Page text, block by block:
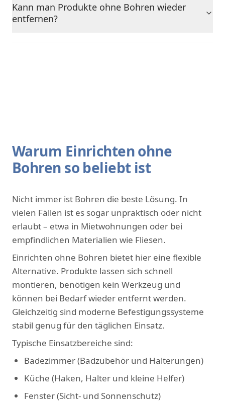
Kann man Produkte ohne Bohren wieder
entfernen?
Warum Einrichten ohne
Bohren so beliebt ist
Nicht immer ist Bohren die beste Lösung. In
vielen Fällen ist es sogar unpraktisch oder nicht
erlaubt – etwa in Mietwohnungen oder bei
empfindlichen Materialien wie Fliesen.
Einrichten ohne Bohren bietet hier eine flexible
Alternative. Produkte lassen sich schnell
montieren, benötigen kein Werkzeug und
können bei Bedarf wieder entfernt werden.
Gleichzeitig sind moderne Befestigungssysteme
stabil genug für den täglichen Einsatz.
Typische Einsatzbereiche sind:
Badezimmer (Badzubehör und Halterungen)
Küche (Haken, Halter und kleine Helfer)
Fenster (Sicht- und Sonnenschutz)